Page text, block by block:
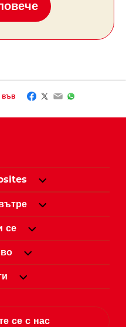
във Facebook
Twitter
EmailWhatsApp
се
се с нас